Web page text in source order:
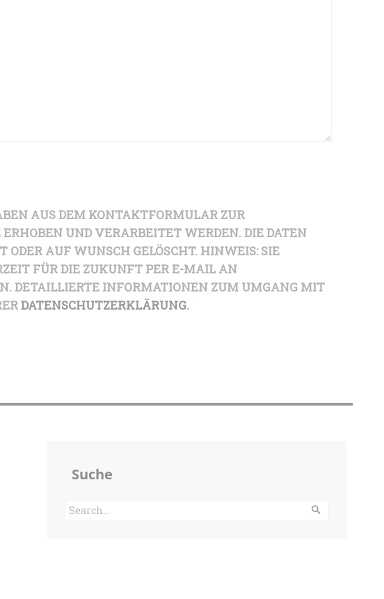
AUS DEM KONTAKTFORMULAR ZUR
UND VERARBEITET WERDEN. DIE DATEN
ODER AUF WUNSCH GELÖSCHT. HINWEIS: SIE
FÜR DIE ZUKUNFT PER E-MAIL AN
DETAILLIERTE INFORMATIONEN ZUM UMGANG MIT
DATENSCHUTZERKLÄRUNG.
Suche
